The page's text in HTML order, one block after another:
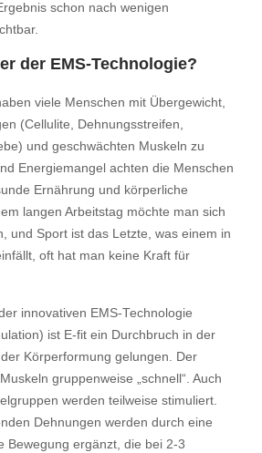
schon nach wenigen
der EMS-Technologie?
viele Menschen mit Übergewicht,
(Cellulite, Dehnungsstreifen,
und geschwächten Muskeln zu
Energiemangel achten die Menschen
Ernährung und körperliche
langen Arbeitstag möchte man sich
und Sport ist das Letzte, was einem in
oft hat man keine Kraft für
innovativen EMS-Technologie
ist E-fit ein Durchbruch in der
Körperformung gelungen. Der
gruppenweise „schnell“. Auch
werden teilweise stimuliert.
Dehnungen werden durch eine
Bewegung ergänzt, die bei 2-3